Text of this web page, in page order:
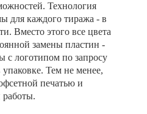
Технология
для каждого тиража - в
Вместо этого все цвета
замены пластин -
с логотипом по запросу
Тем не менее,
печатью и
работы.